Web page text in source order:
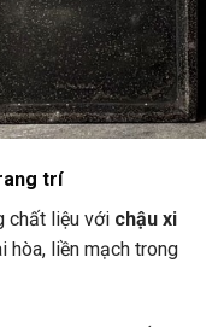
trí
chất liệu với chậu xi
hòa, liền mạch trong